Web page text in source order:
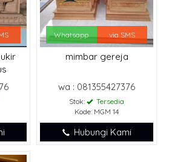
Whatsapp via SMS
mimbar gereja
wa : 081355427376
Stok:
Tersedia
Kode: MGM 14
Hubungi Kami